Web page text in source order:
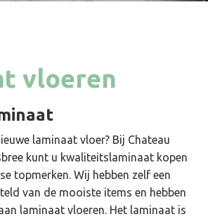
vloeren
laminaat vloer? Bij Chateau
kunt u kwaliteitslaminaat kopen
topmerken. Wij hebben zelf een
van de mooiste items en hebben
laminaat vloeren. Het laminaat is